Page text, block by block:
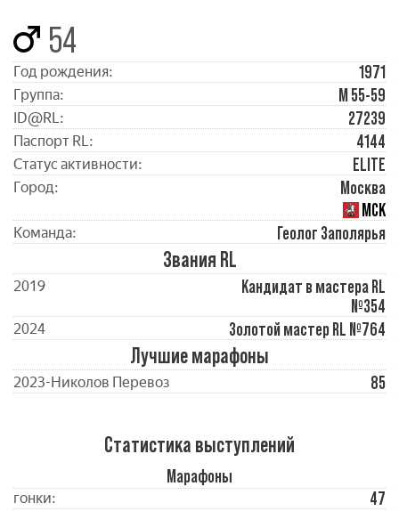
54
Год рождения: 1971
Группа: М 55-59
ID@RL: 27239
Паспорт RL: 4144
Статус активности: ELITE
Город:
Москва
МСК
Команда: Геолог Заполярья
Звания RL
2019
Кандидат в мастера RL
№354
2024 Золотой мастер RL №764
Лучшие марафоны
2023-Николов Перевоз 85
Статистика выступлений
Марафоны
гонки: 47